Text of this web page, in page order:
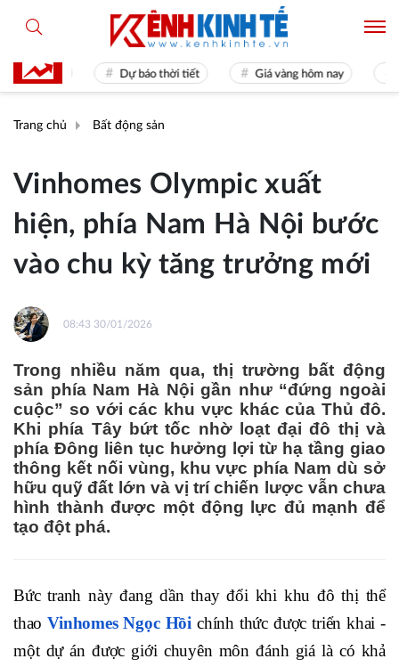
31 Dự báo thời tiết Giá vàng hôm nay
Trang chủ Bất động sản
Vinhomes Olympic xuất
hiện, phía Nam Hà Nội bước
vào chu kỳ tăng trưởng mới
08:43 30/01/2026
Trong nhiều năm qua, thị trường bất động
sản phía Nam Hà Nội gần như “đứng ngoài
cuộc” so với các khu vực khác của Thủ đô.
Khi phía Tây bứt tốc nhờ loạt đại đô thị và
phía Đông liên tục hưởng lợi từ hạ tầng giao
thông kết nối vùng, khu vực phía Nam dù sở
hữu quỹ đất lớn và vị trí chiến lược vẫn chưa
hình thành được một động lực đủ mạnh để
tạo đột phá.
Bức tranh này đang dần thay đổi khi khu đô thị thể
thaoVinhomes Ngọc Hồi chính thức được triển khai -
một dự án được giới chuyên môn đánh giá là có khả